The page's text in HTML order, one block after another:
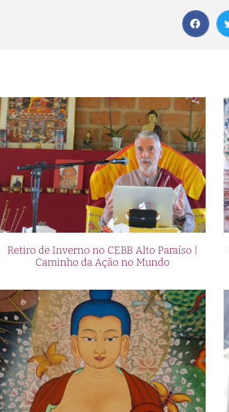
Retiro de Inverno no CEBB Alto Paraíso |
Caminho da Ação no Mundo